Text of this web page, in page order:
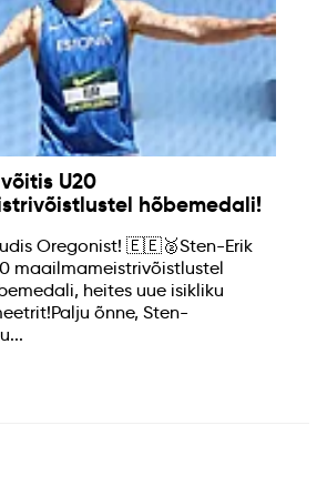
U20
hõbemedali!
Oregonist! 🇪🇪🥈Sten-Erik
maailmameistrivõistlustel
heites uue isikliku
õnne, Sten-